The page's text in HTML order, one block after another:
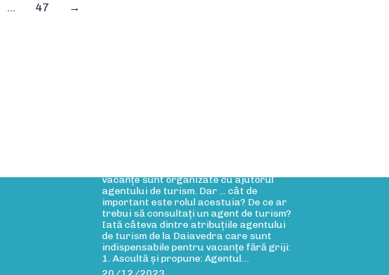
… 47 →
vacanțe sunt organizate cu ajutorul
agentului de turism. Dar ... cât de
important este rolul acestuia? De ce ar
trebui să consultați un agent de turism?
Iată câteva dintre atribuțiile agentului
de turism de la Daiavedra care sunt
indispensabile pentru vacanțe fără griji:
1. Ascultă și propune: Agentul…